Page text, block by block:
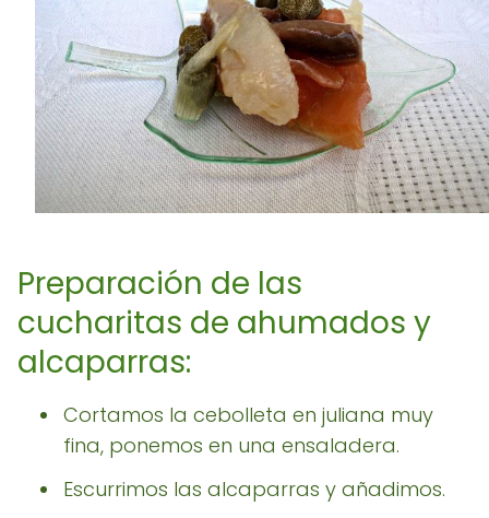
Preparación de las
cucharitas de ahumados y
alcaparras:
Cortamos la cebolleta en juliana muy
fina, ponemos en una ensaladera.
Escurrimos las alcaparras y añadimos.